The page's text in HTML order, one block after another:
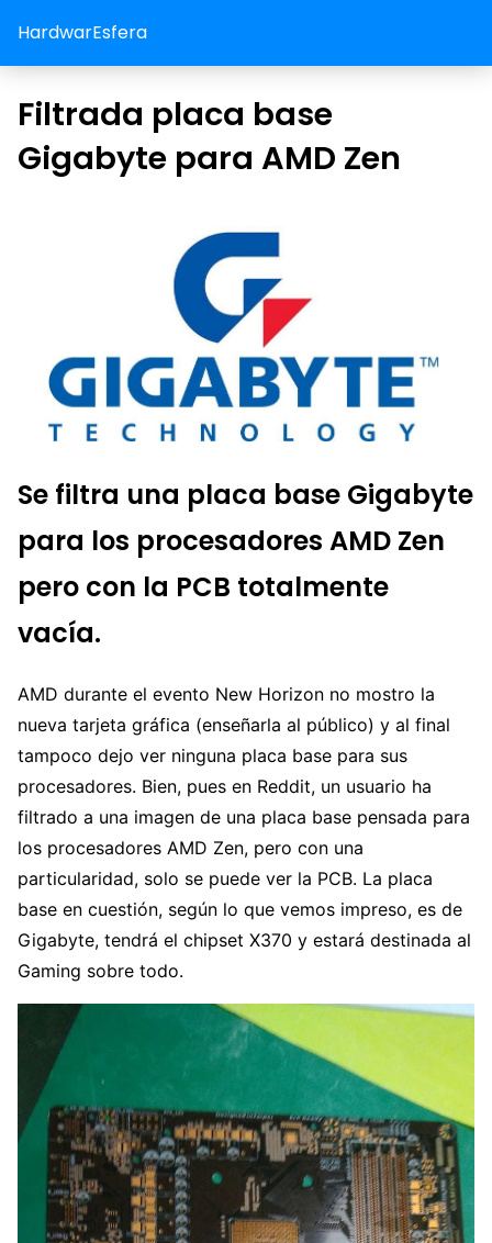
HardwarEsfera
Filtrada placa base
Gigabyte para AMD Zen
Se filtra una placa base Gigabyte
para los procesadores AMD Zen
pero con la PCB totalmente
vacía.
AMD durante el evento New Horizon no mostro la
nueva tarjeta gráfica (enseñarla al público) y al final
tampoco dejo ver ninguna placa base para sus
procesadores. Bien, pues en Reddit, un usuario ha
filtrado a una imagen de una placa base pensada para
los procesadores AMD Zen, pero con una
particularidad, solo se puede ver la PCB. La placa
base en cuestión, según lo que vemos impreso, es de
Gigabyte, tendrá el chipset X370 y estará destinada al
Gaming sobre todo.